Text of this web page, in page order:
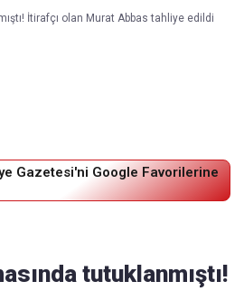
İtirafçı olan Murat Abbas tahliye edildi
Gazetesi'ni Google Favorilerine
tutuklanmıştı!